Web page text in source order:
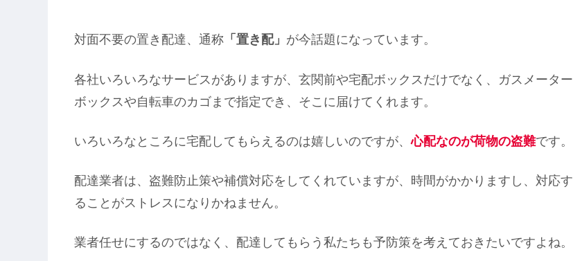
対面不要の置き配達、通称 「置き配」 が今話題になっています。
各社いろいろなサービスがありますが、玄関前や宅配ボックスだけでなく、ガスメーター
ボックスや自転車のカゴまで指定でき、そこに届けてくれます。
いろいろなところに宅配してもらえるのは嬉しいのですが、心配なのが荷物の盗難です。
配達業者は、盗難防止策や補償対応をしてくれていますが、時間がかかりますし、対応す
ることがストレスになりかねません。
業者任せにするのではなく、配達してもらう私たちも予防策を考えておきたいですよね。